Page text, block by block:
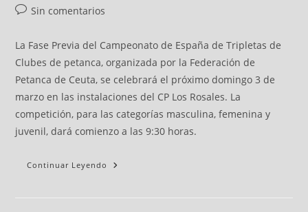
Sin comentarios
La Fase Previa del Campeonato de España de Tripletas de
Clubes de petanca, organizada por la Federación de
Petanca de Ceuta, se celebrará el próximo domingo 3 de
marzo en las instalaciones del CP Los Rosales. La
competición, para las categorías masculina, femenina y
juvenil, dará comienzo a las 9:30 horas.
Continuar Leyendo